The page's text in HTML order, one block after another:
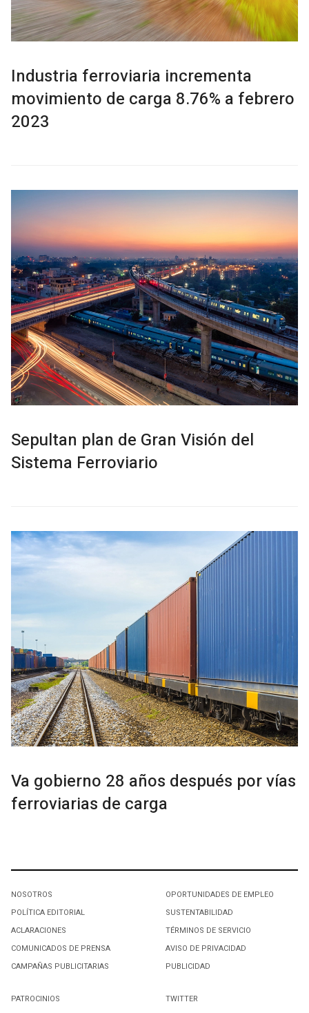
Industria ferroviaria incrementa
movimiento de carga 8.76% a febrero
2023
Sepultan plan de Gran Visión del
Sistema Ferroviario
Va gobierno 28 años después por vías
ferroviarias de carga
NOSOTROS
POLÍTICA EDITORIAL
ACLARACIONES
COMUNICADOS DE PRENSA
CAMPAÑAS PUBLICITARIAS
OPORTUNIDADES DE EMPLEO
SUSTENTABILIDAD
TÉRMINOS DE SERVICIO
AVISO DE PRIVACIDAD
PUBLICIDAD
PATROCINIOS
TWITTER